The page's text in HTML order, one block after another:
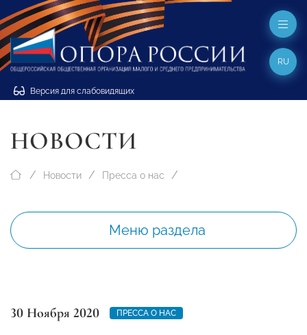
Версия для слабовидящих
RU
НОВОСТИ
Новости Пресса о нас
Меню раздела
30 Ноября 2020 ПРЕССА О НАС